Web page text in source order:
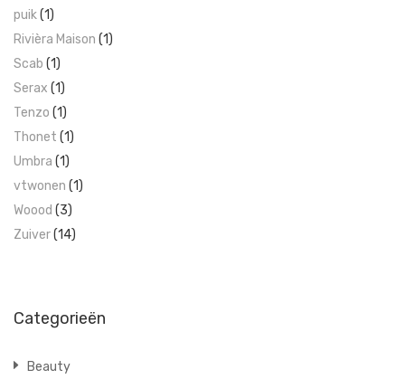
puik(1)
Rivièra Maison (1)
Scab (1)
Serax (1)
Tenzo (1)
Thonet (1)
Umbra (1)
vtwonen (1)
Woood (3)
Zuiver(14)
Categorieën
Beauty